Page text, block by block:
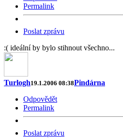
Permalink
Poslat zprávu
:( ideální by bylo stihnout všechno...
Turlogh19.1.2006 08:38Pindárna
Odpovědět
Permalink
Poslat zprávu